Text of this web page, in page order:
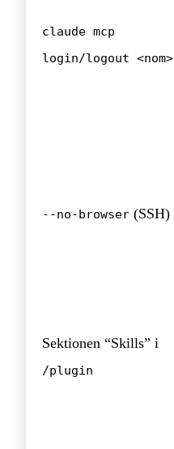
claude mcp
login/logout <nom>
--no-browser (SSH)
Sektionen “Skills” i
/plugin